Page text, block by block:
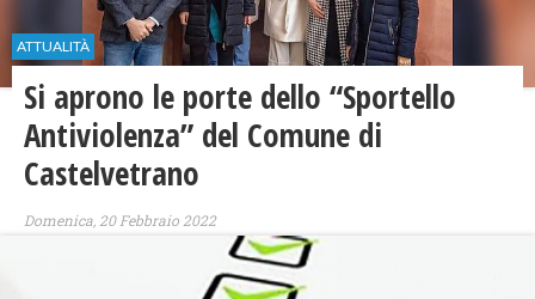
ATTUALITÀ
Si aprono le porte dello “Sportello
Antiviolenza” del Comune di
Castelvetrano
Domenica, 20 Febbraio 2022